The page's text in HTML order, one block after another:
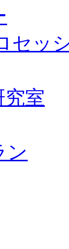
セッ
究室
ン